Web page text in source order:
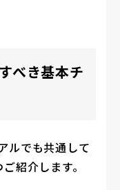
べき基本チ
ルでも共通して
紹介します。